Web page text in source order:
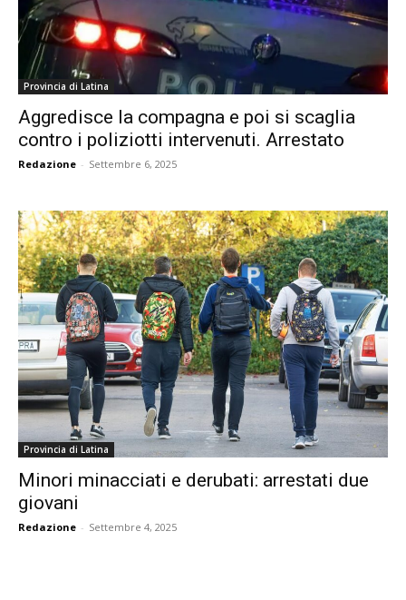
Provincia di Latina
Aggredisce la compagna e poi si scaglia
contro i poliziotti intervenuti. Arrestato
Redazione - Settembre 6, 2025
Provincia di Latina
Minori minacciati e derubati: arrestati due
giovani
Redazione - Settembre 4, 2025